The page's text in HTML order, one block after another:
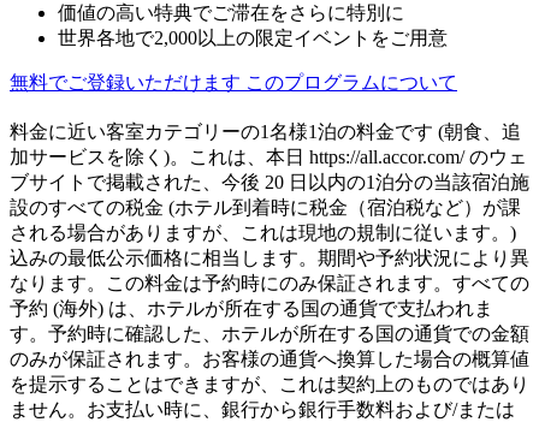
価値の高い特典でご滞在をさらに特別に
世界各地で2,000以上の限定イベントをご用意
無料でご登録いただけます このプログラムについて
料金に近い客室カテゴリーの1名様1泊の料金です (朝食、追
加サービスを除く)。これは、本日 https://all.accor.com/ のウェ
ブサイトで掲載された、今後 20 日以内の1泊分の当該宿泊施
設のすべての税金 (ホテル到着時に税金（宿泊税など）が課
される場合がありますが、これは現地の規制に従います。)
込みの最低公示価格に相当します。期間や予約状況により異
なります。この料金は予約時にのみ保証されます。すべての
予約 (海外) は、ホテルが所在する国の通貨で支払われま
す。予約時に確認した、ホテルが所在する国の通貨での金額
のみが保証されます。お客様の通貨へ換算した場合の概算値
を提示することはできますが、これは契約上のものではあり
ません。お支払い時に、銀行から銀行手数料および/または